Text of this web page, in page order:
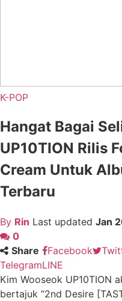
K-POP
Hangat Bagai
UP10TION Rilis
Cream Untuk
Terbaru
By Rin Last updated Jan
0
Share
Facebook
TelegramLINE
Kim Wooseok UP10TION
bertajuk “2nd Desire